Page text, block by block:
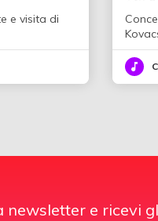
e visita di
newsletter e ricevi